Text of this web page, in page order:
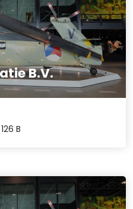
B.V.
B